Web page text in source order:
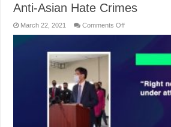
Anti-Asian Hate Crimes
March 22, 2021 Comments Offon
Report
Stop
Sacramento